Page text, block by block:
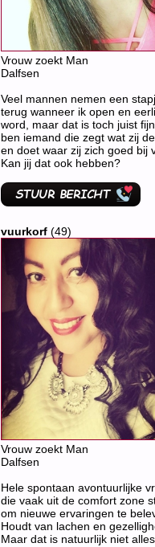
Vrouw zoekt Man
Dalfsen
Veel mannen nemen een
terug wanneer ik open en
word, maar dat is toch juist
ben iemand die zegt wat zij
en doet waar zij zich goed bij
Kan jij dat ook hebben?
vuurkorf (49)
Vrouw zoekt Man
Dalfsen
Hele spontaan avontuurlijke
die vaak uit de comfort zone
om nieuwe ervaringen te
Houdt van lachen en
Maar dat is natuurlijk niet